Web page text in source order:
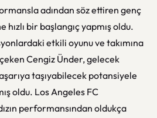
adından söz ettiren genç
bir başlangıç yapmış oldu.
etkili oyunu ve takımına
Cengiz Ünder, gelecek
taşıyabilecek potansiyele
oldu. Los Angeles FC
performansından oldukça